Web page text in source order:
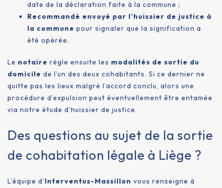
date de la déclaration faite à la commune ;
Recommandé envoyé par l’huissier de justice à
la commune pour signaler que la signification a
été opérée.
Le notaire règle ensuite les modalités de sortie du
domicile de l’un des deux cohabitants. Si ce dernier ne
quitte pas les lieux malgré l’accord conclu, alors une
procédure d’expulsion peut éventuellement être entamée
via notre étude d’huissier de justice.
Des questions au sujet de la sortie
de cohabitation légale à Liège ?
L’équipe d’Interventus-Massillon vous renseigne à